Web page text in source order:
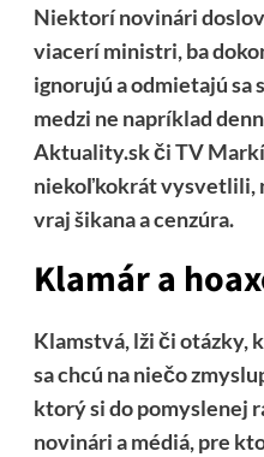
Niektorí novinári
viacerí ministri, ba
ignorujú a odmietajú sa
medzi ne napríklad
Aktuality.sk či TV
niekoľkokrát vysvetlili,
vraj šikana a cenzúra.
Klamár a
Klamstvá, lži či otázky,
sa chcú na niečo
ktorý si do pomyslenej
novinári a médiá, pre